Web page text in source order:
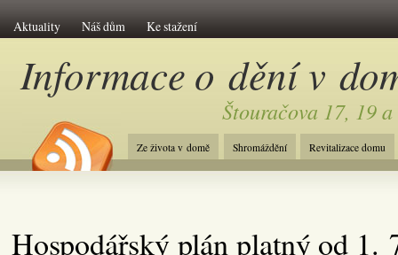
Aktuality Náš dům Ke stažení
Informace o dění v
Štouračova 17, 19
Ze života v domě Shromáždění Revitalizace domu
Hospodářský plán platný od 1.